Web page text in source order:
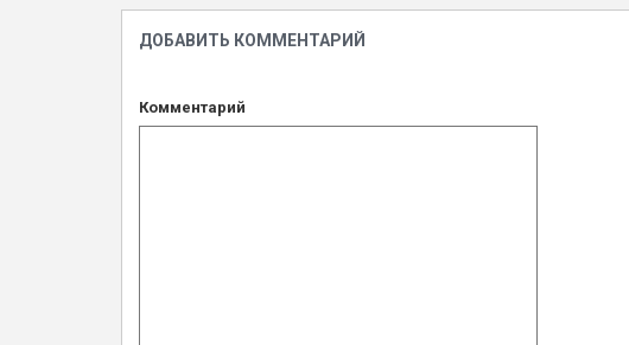
ДОБАВИТЬ КОММЕНТАРИЙ
Комментарий